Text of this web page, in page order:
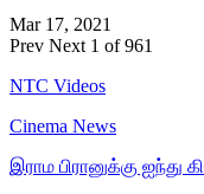
Mar 17, 2021
Prev Next 1 of 961
NTC Videos
Cinema News
இராம பிரானுக்கு